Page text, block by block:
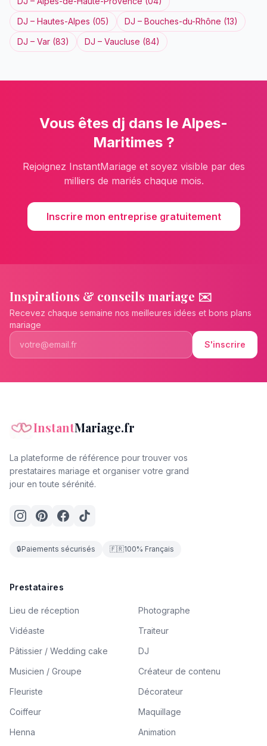
DJ – Hautes-Alpes (05) DJ – Bouches-du-Rhône (13)
DJ – Var (83) DJ – Vaucluse (84)
Vous êtes dj dans le Alpes-
Maritimes?
Rejoignez InstantMariage et soyez visible par des
milliers de mariés chaque mois.
Inscrire mon entreprise gratuitement
Inspirations & conseils mariage ✉️
Recevez chaque semaine nos meilleures idées et bons plans
mariage
S'inscrire
InstantMariage.fr
La plateforme de référence pour trouver vos
prestataires mariage et organiser votre grand
jour en toute sérénité.
🔒Paiements sécurisés 🇫🇷100% Français
Prestataires
Lieu de réception
Photographe
Vidéaste
Traiteur
Pâtissier / Wedding cake
DJ
Musicien / Groupe
Créateur de contenu
Fleuriste
Décorateur
Coiffeur
Maquillage
Henna
Animation